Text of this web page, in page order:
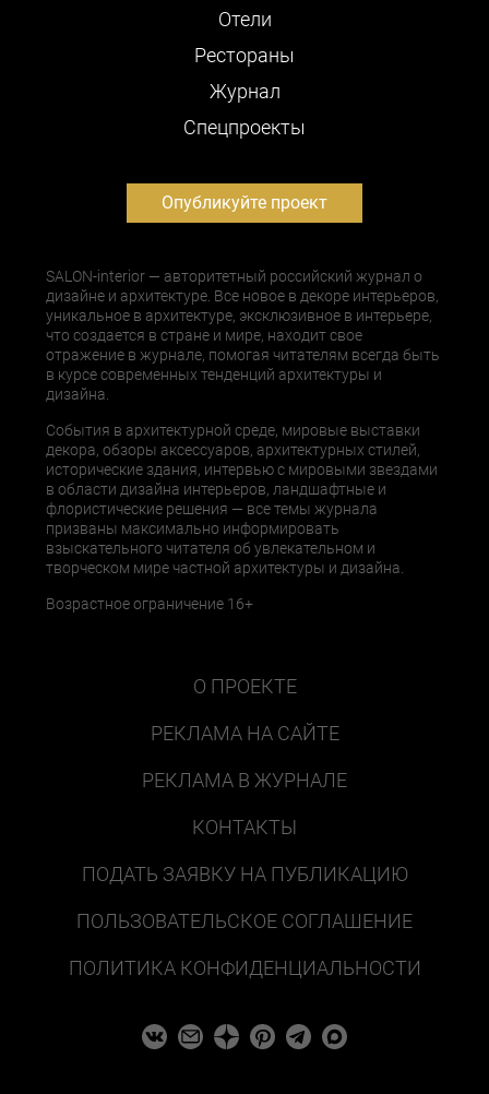
Отели
Рестораны
Журнал
Cпецпроекты
Опубликуйте проект
SALON-interior — авторитетный российский журнал о
дизайне и архитектуре. Все новое в декоре интерьеров,
уникальное в архитектуре, эксклюзивное в интерьере,
что создается в стране и мире, находит свое
отражение в журнале, помогая читателям всегда быть
в курсе современных тенденций архитектуры и
дизайна.
События в архитектурной среде, мировые выставки
декора, обзоры аксессуаров, архитектурных стилей,
исторические здания, интервью с мировыми звездами
в области дизайна интерьеров, ландшафтные и
флористические решения — все темы журнала
призваны максимально информировать
взыскательного читателя об увлекательном и
творческом мире частной архитектуры и дизайна.
Возрастное ограничение 16+
О ПРОЕКТЕ
РЕКЛАМА НА САЙТЕ
РЕКЛАМА В ЖУРНАЛЕ
КОНТАКТЫ
ПОДАТЬ ЗАЯВКУ НА ПУБЛИКАЦИЮ
ПОЛЬЗОВАТЕЛЬСКОЕ СОГЛАШЕНИЕ
ПОЛИТИКА КОНФИДЕНЦИАЛЬНОСТИ